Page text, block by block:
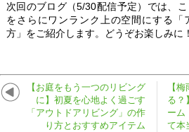
次回のブログ（5/30配信予定）では、
をさらにワンランク上の空間にする「
方」をご紹介します。どうぞお楽しみに！
【お庭をもう一つのリビング
に】初夏を心地よく過ごす
「アウトドアリビング」の作
り方とおすすめアイテム
【
る？
ーム
て本